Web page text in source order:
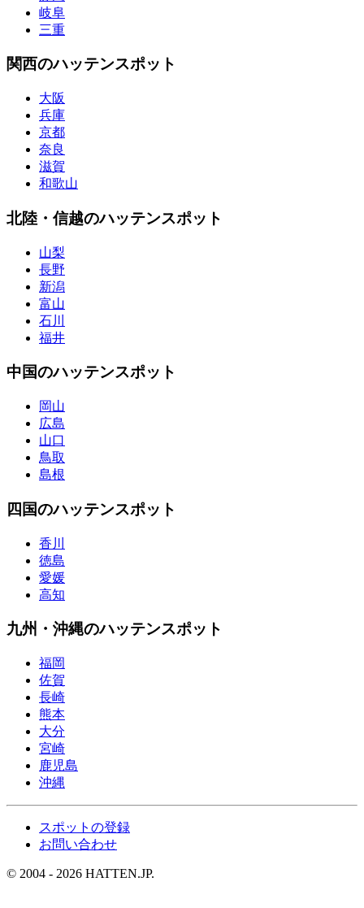
岐阜
三重
関西のハッテンスポット
大阪
兵庫
京都
奈良
滋賀
和歌山
北陸・信越のハッテンスポット
山梨
長野
新潟
富山
石川
福井
中国のハッテンスポット
岡山
広島
山口
鳥取
島根
四国のハッテンスポット
香川
徳島
愛媛
高知
九州・沖縄のハッテンスポット
福岡
佐賀
長崎
熊本
大分
宮崎
鹿児島
沖縄
スポットの登録
お問い合わせ
© 2004 - 2026 HATTEN.JP.